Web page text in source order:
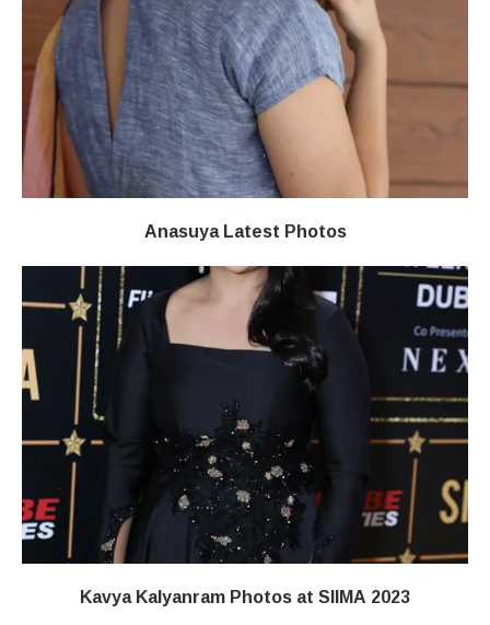
Anasuya Latest Photos
Kavya Kalyanram Photos at SIIMA 2023